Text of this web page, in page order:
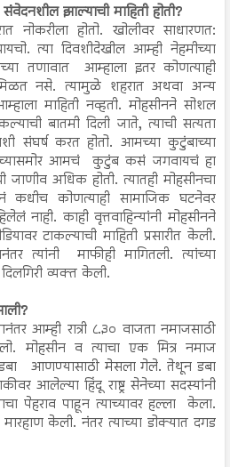
झाल्याची माहिती होती?
नोकरीला होतो. खोलीवर साधारणत:
त्या दिवशीदेखील आम्ही नेहमीच्या
तणावात आम्हाला इतर कोणत्याही
नसे. त्यामुळे शहरात अथवा अन्य
माहिती नव्हती. मोहसीनने सोशल
बातमी दिली जाते, त्याची सत्यता
संघर्ष करत होतो. आमच्या कुटुंबाच्या
आमचं कुटुंब कसं जगवायचं हा
जाणीव अधिक होती. त्यातही मोहसीनचा
कधीच कोणत्याही सामाजिक घटनेवर
नाही. काही वृत्तवाहिन्यांनी मोहसीनने
टाकल्याची माहिती प्रसारीत केली.
त्यांनी माफीही मागितली. त्यांच्या
व्यक्त केली.
आम्ही रात्री ८.३० वाजता नमाजसाठी
मोहसीन व त्याचा एक मित्र नमाज
डबा आणण्यासाठी मेसला गेले. तेथून डबा
आलेल्या हिंदू राष्ट्र सेनेच्या सदस्यांनी
पेहराव पाहून त्याच्यावर हल्ला केला.
केली. नंतर त्याच्या डोक्यात दगड